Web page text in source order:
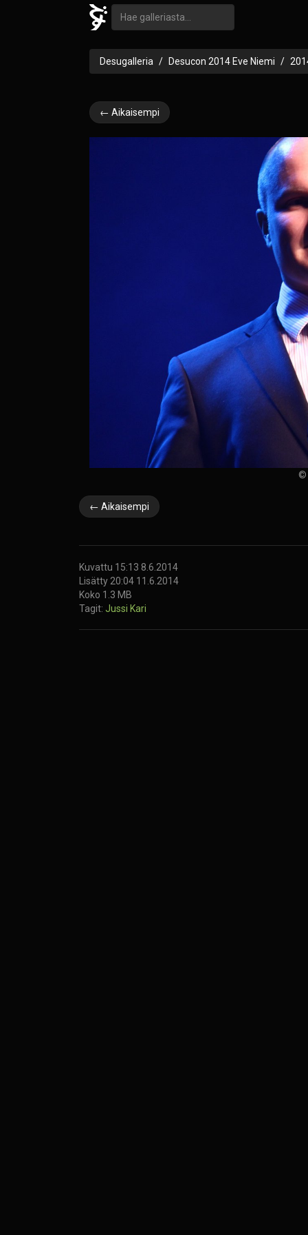
Desugalleria Desucon 2014 Eve Niemi
← Aikaisempi
©
← Aikaisempi
Kuvattu 15:13 8.6.2014
Lisätty 20:04 11.6.2014
Koko 1.3 MB
Tagit: Jussi Kari